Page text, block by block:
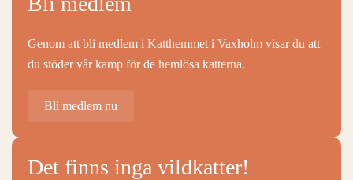
Genom att bli medlem i Katthemmet i Vaxholm visar du att
du stöder vår kamp för de hemlösa katterna.
Bli medlem nu
Det finns inga vildkatter!